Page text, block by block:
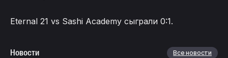
Eternal 21 vs Sashi Academy сыграли 0:1.
Новости
Все новости